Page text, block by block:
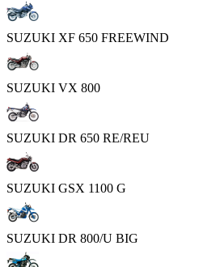
SUZUKI XF 650 FREEWIND
SUZUKI VX 800
SUZUKI DR 650 RE/REU
SUZUKI GSX 1100 G
SUZUKI DR 800/U BIG